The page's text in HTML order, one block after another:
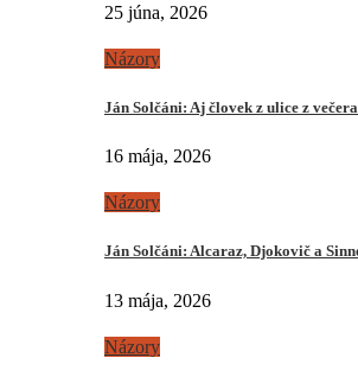
25 júna, 2026
Názory
Ján Solčáni: Aj človek z ulice z
16 mája, 2026
Názory
Ján Solčáni: Alcaraz, Djokovič a
13 mája, 2026
Názory